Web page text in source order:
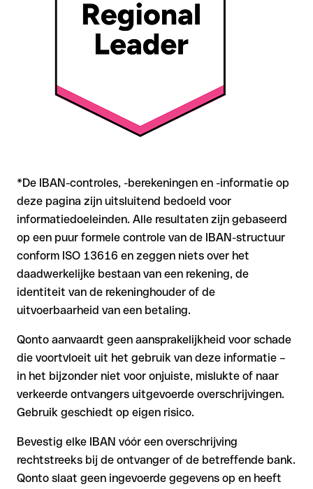
met onze gratis IBAN Checker op formele juistheid, en
bevestig de IBAN bij twijfel direct bij de ontvanger. Vooral bij
grotere bedragen of nieuwe zakenrelaties is deze
*De IBAN-controles, -berekeningen en -informatie op
deze pagina zijn uitsluitend bedoeld voor
informatiedoeleinden. Alle resultaten zijn gebaseerd
op een puur formele controle van de IBAN-structuur
conform ISO 13616 en zeggen niets over het
daadwerkelijke bestaan van een rekening, de
identiteit van de rekeninghouder of de
uitvoerbaarheid van een betaling.
Qonto aanvaardt geen aansprakelijkheid voor schade
die voortvloeit uit het gebruik van deze informatie –
in het bijzonder niet voor onjuiste, mislukte of naar
verkeerde ontvangers uitgevoerde overschrijvingen.
Gebruik geschiedt op eigen risico.
Bevestig elke IBAN vóór een overschrijving
rechtstreeks bij de ontvanger of de betreffende bank.
Qonto slaat geen ingevoerde gegevens op en heeft